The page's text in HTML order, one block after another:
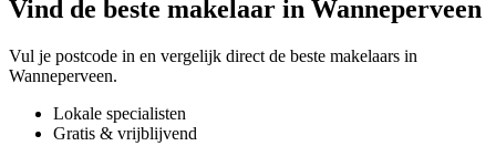
Vind de beste makelaar in Wanneperveen
Vul je postcode in en vergelijk direct de beste makelaars in
Wanneperveen.
Lokale specialisten
Gratis & vrijblijvend